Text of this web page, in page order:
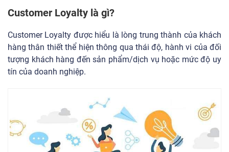
Customer Loyalty là gì?
Customer Loyalty được hiểu là lòng trung thành của khách
hàng thân thiết thể hiện thông qua thái độ, hành vi của đối
tượng khách hàng đến sản phẩm/dịch vụ hoặc mức độ uy
tín của doanh nghiệp.